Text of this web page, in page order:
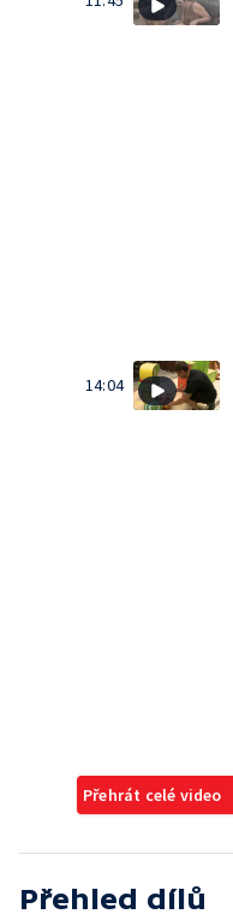
14:04
Přehrát celé video
Přehled dílů